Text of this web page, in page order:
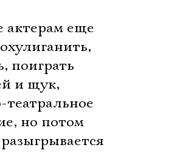
актерам еще
поиграть
и щук,
театральное
но потом